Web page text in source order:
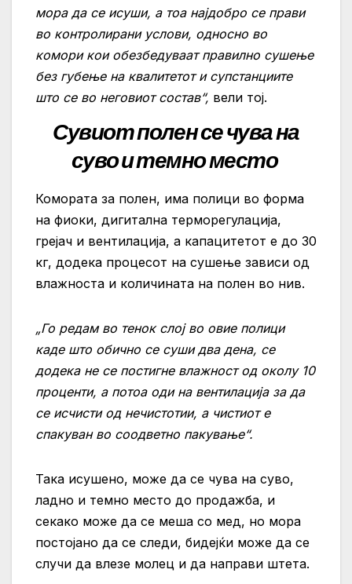
мора да се исуши, а тоа најдобро се прави
во контролирани услови, односно во
комори кои обезбедуваат правилно сушење
без губење на квалитетот и супстанциите
што се во неговиот состав“, вели тој.
Сувиот полен се чува на
суво и темно место
Комората за полен, има полици во форма
на фиоки, дигитална терморегулација,
грејач и вентилација, а капацитетот е до 30
кг, додека процесот на сушење зависи од
влажноста и количината на полен во нив.
„Го редам во тенок слој во овие полици
каде што обично се суши два дена, се
додека не се постигне влажност од околу 10
проценти, а потоа оди на вентилација за да
се исчисти од нечистотии, а чистиот е
спакуван во соодветно пакување“.
Така исушено, може да се чува на суво,
ладно и темно место до продажба, и
секако може да се меша со мед, но мора
постојано да се следи, бидејќи може да се
случи да влезе молец и да направи штета.